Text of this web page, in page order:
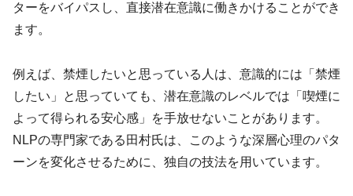
ターをバイパスし、直接潜在意識に働きかけることができ
ます。
例えば、禁煙したいと思っている人は、意識的には「禁煙
したい」と思っていても、潜在意識のレベルでは「喫煙に
よって得られる安心感」を手放せないことがあります。
NLPの専門家である田村氏は、このような深層心理のパタ
ーンを変化させるために、独自の技法を用いています。